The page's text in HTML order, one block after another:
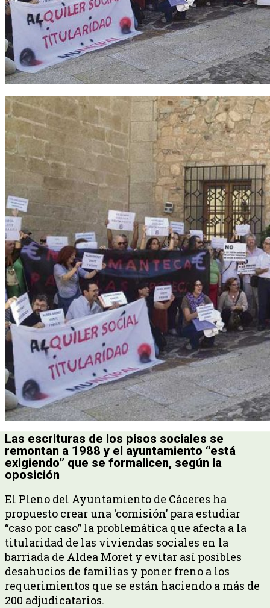
Las escrituras de los pisos sociales se
remontan a 1988 y el ayuntamiento “está
exigiendo” que se formalicen, según la
oposición
El Pleno del Ayuntamiento de Cáceres ha
propuesto crear una ‘comisión’ para estudiar
“caso por caso” la problemática que afecta a la
titularidad de las viviendas sociales en la
barriada de Aldea Moret y evitar así posibles
desahucios de familias y poner freno a los
requerimientos que se están haciendo a más de
200 adjudicatarios.